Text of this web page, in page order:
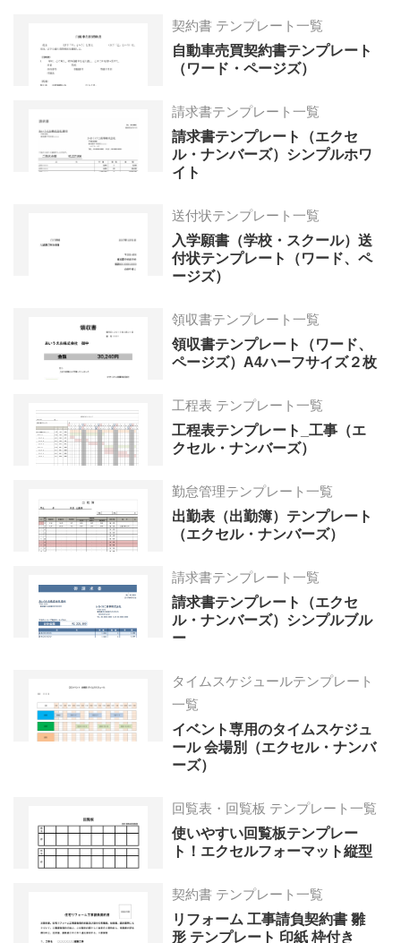
契約書 テンプレート一覧
自動車売買契約書テンプレート
（ワード・ページズ）
請求書テンプレート一覧
請求書テンプレート（エクセ
ル・ナンバーズ）シンプルホワ
イト
送付状テンプレート一覧
入学願書（学校・スクール）送
付状テンプレート（ワード、ペ
ージズ）
領収書テンプレート一覧
領収書テンプレート（ワード、
ページズ）A4ハーフサイズ２枚
工程表 テンプレート一覧
工程表テンプレート_工事（エ
クセル・ナンバーズ）
勤怠管理テンプレート一覧
出勤表（出勤簿）テンプレート
（エクセル・ナンバーズ）
請求書テンプレート一覧
請求書テンプレート（エクセ
ル・ナンバーズ）シンプルブル
ー
タイムスケジュールテンプレート
一覧
イベント専用のタイムスケジュ
ール 会場別（エクセル・ナンバ
ーズ）
回覧表・回覧板 テンプレート一覧
使いやすい回覧板テンプレー
ト！エクセルフォーマット縦型
契約書 テンプレート一覧
リフォーム 工事請負契約書 雛
形 テンプレート 印紙 枠付き